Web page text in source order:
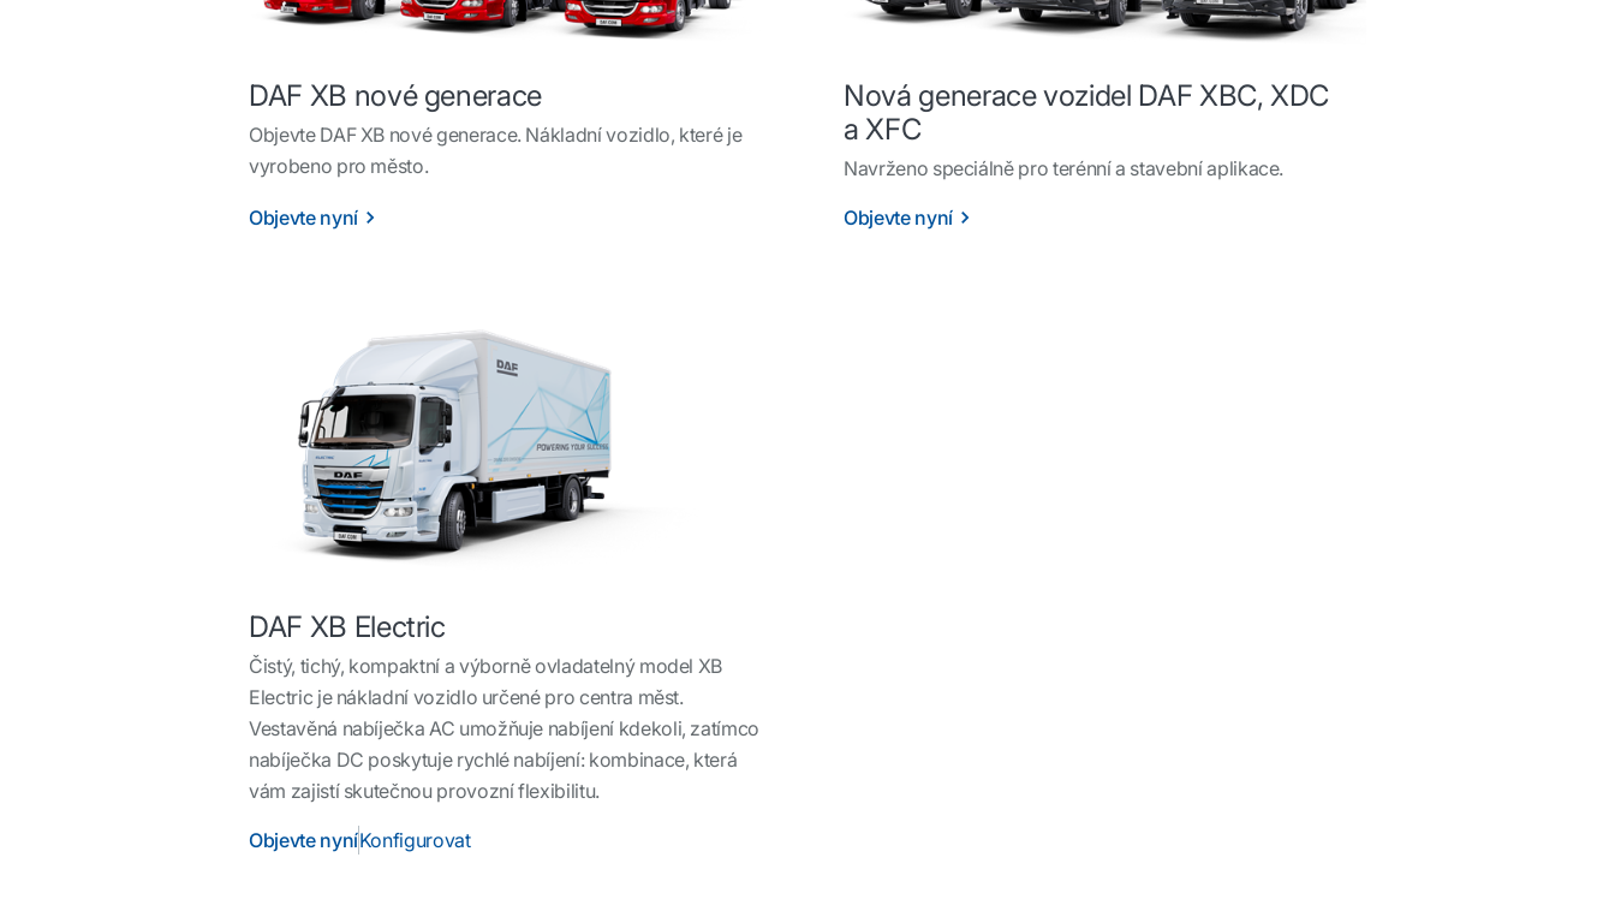
DAF XB nové generace
Objevte DAF XB nové generace. Nákladní vozidlo, které je
vyrobeno pro město.
Objevte nyní
Nová generace vozidel DAF XBC, XDC
a XFC
Navrženo speciálně pro terénní a stavební aplikace.
Objevte nyní
DAF XB Electric
Čistý, tichý, kompaktní a výborně ovladatelný model XB
Electric je nákladní vozidlo určené pro centra měst.
Vestavěná nabíječka AC umožňuje nabíjení kdekoli, zatímco
nabíječka DC poskytuje rychlé nabíjení: kombinace, která
vám zajistí skutečnou provozní flexibilitu.
Objevte nyníKonfigurovat